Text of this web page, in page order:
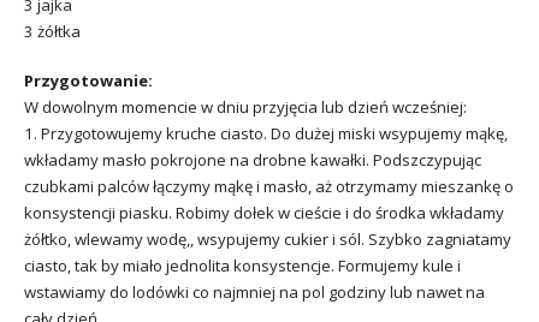
3 jajka
3 żółtka
Przygotowanie:
W dowolnym momencie w dniu przyjęcia lub dzień wcześniej:
1. Przygotowujemy kruche ciasto. Do dużej miski wsypujemy mąkę,
wkładamy masło pokrojone na drobne kawałki. Podszczypując
czubkami palców łączymy mąkę i masło, aż otrzymamy mieszankę o
konsystencji piasku. Robimy dołek w cieście i do środka wkładamy
żółtko, wlewamy wodę,, wsypujemy cukier i sól. Szybko zagniatamy
ciasto, tak by miało jednolita konsystencje. Formujemy kule i
wstawiamy do lodówki co najmniej na pol godziny lub nawet na